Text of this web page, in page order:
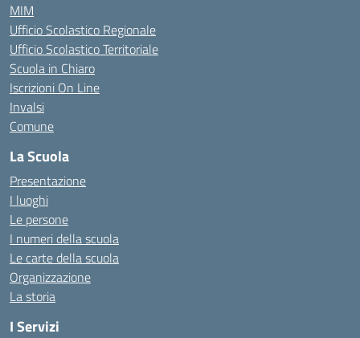
MIM
Ufficio Scolastico Regionale
Ufficio Scolastico Territoriale
Scuola in Chiaro
Iscrizioni On Line
Invalsi
Comune
La Scuola
Presentazione
I luoghi
Le persone
I numeri della scuola
Le carte della scuola
Organizzazione
La storia
I Servizi